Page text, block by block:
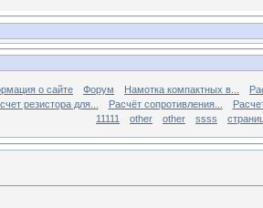
о сайте Форум Намотка компактных в...
резистора для... Расчёт сопротивления...
11111
other other ssss